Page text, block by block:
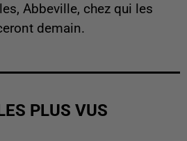
Abbeville, chez qui les
demain.
PLUS VUS